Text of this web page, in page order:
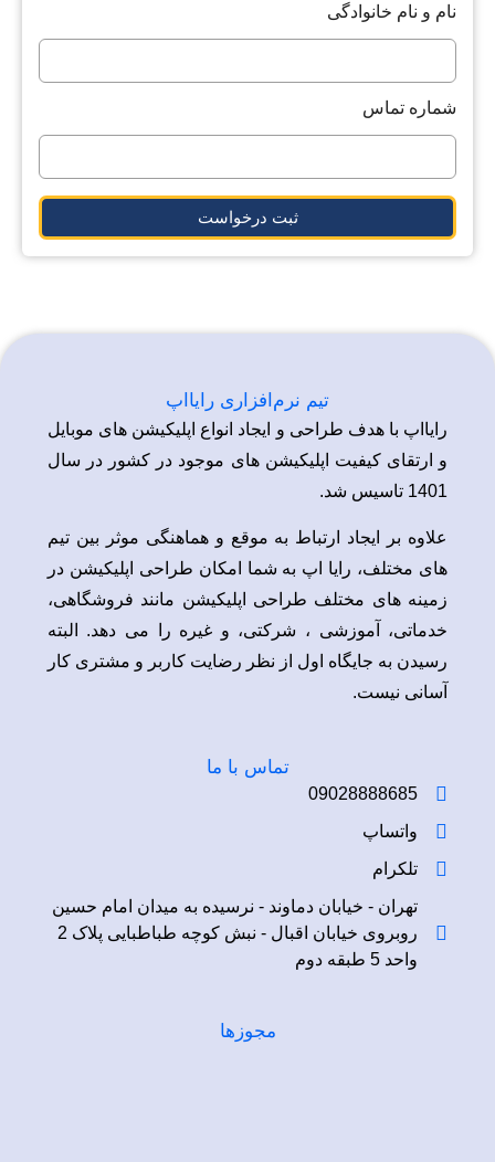
نام و نام خانوادگی
شماره تماس
ثبت درخواست
تیم نرم‌افزاری رایااپ
رایااپ با هدف طراحی و ایجاد انواع اپلیکیشن های موبایل
و ارتقای کیفیت اپلیکیشن های موجود در کشور در سال
1401 تاسیس شد.
علاوه بر ایجاد ارتباط به موقع و هماهنگی موثر بین تیم
های مختلف، رایا اپ به شما امکان طراحی اپلیکیشن در
زمینه های مختلف طراحی اپلیکیشن مانند فروشگاهی،
خدماتی، آموزشی ، شرکتی، و غیره را می دهد. البته
رسیدن به جایگاه اول از نظر رضایت کاربر و مشتری کار
آسانی نیست.
تماس با ما
09028888685
واتساپ
تلکرام
تهران - خیابان دماوند - نرسیده به میدان امام حسین
روبروی خیابان اقبال - نبش کوچه طباطبایی پلاک 2
واحد 5 طبقه دوم
مجوزها